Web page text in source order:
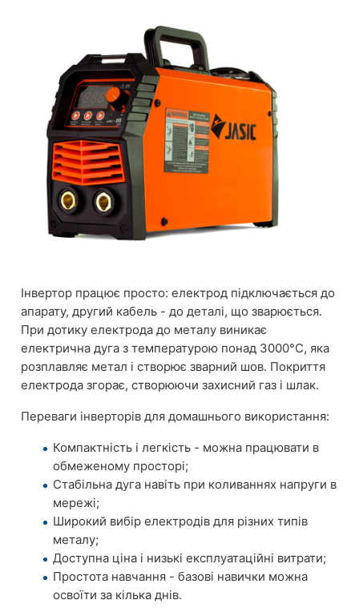
Інвертор працює просто: електрод підключається до
апарату, другий кабель - до деталі, що зварюється.
При дотику електрода до металу виникає
електрична дуга з температурою понад 3000°C, яка
розплавляє метал і створює зварний шов. Покриття
електрода згорає, створюючи захисний газ і шлак.
Переваги інверторів для домашнього використання:
Компактність і легкість - можна працювати в
обмеженому просторі;
Стабільна дуга навіть при коливаннях напруги в
мережі;
Широкий вибір електродів для різних типів
металу;
Доступна ціна і низькі експлуатаційні витрати;
Простота навчання - базові навички можна
освоїти за кілька днів.